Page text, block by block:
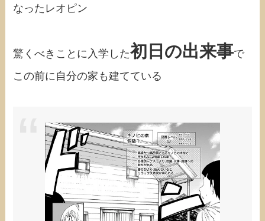
なったレオピン
驚くべきことに入学した初日の出来事で
この前に自分の家も建てている